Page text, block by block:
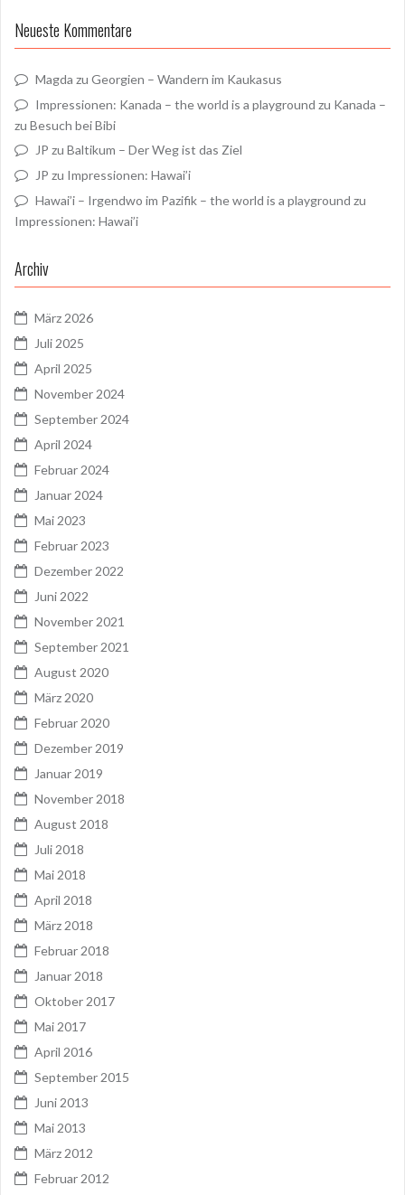
Neueste Kommentare
Magda zu Georgien – Wandern im Kaukasus
Impressionen: Kanada – the world is a playground zu Kanada –
zu Besuch bei Bibi
JP zu Baltikum – Der Weg ist das Ziel
JP zu Impressionen: Hawai’i
Hawai’i – Irgendwo im Pazifik – the world is a playground zu
Impressionen: Hawai’i
Archiv
März 2026
Juli 2025
April 2025
November 2024
September 2024
April 2024
Februar 2024
Januar 2024
Mai 2023
Februar 2023
Dezember 2022
Juni 2022
November 2021
September 2021
August 2020
März 2020
Februar 2020
Dezember 2019
Januar 2019
November 2018
August 2018
Juli 2018
Mai 2018
April 2018
März 2018
Februar 2018
Januar 2018
Oktober 2017
Mai 2017
April 2016
September 2015
Juni 2013
Mai 2013
März 2012
Februar 2012